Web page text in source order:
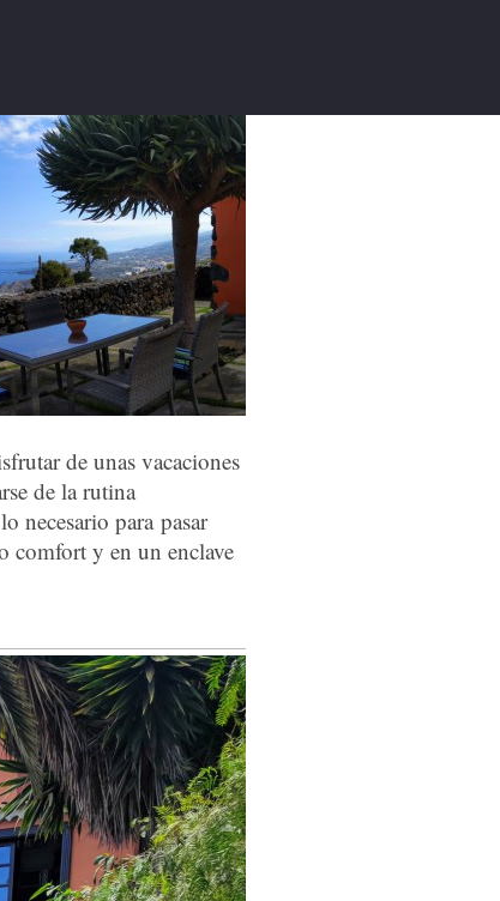
de unas vacaciones
de la rutina
necesario para pasar
comfort y en un enclave